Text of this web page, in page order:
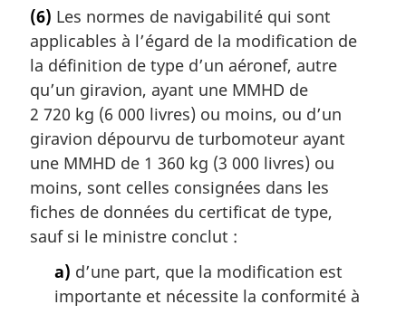
(6) Les normes de navigabilité qui sont
applicables à l’égard de la modification de
la définition de type d’un aéronef, autre
qu’un giravion, ayant une MMHD de
2 720 kg (6 000 livres) ou moins, ou d’un
giravion dépourvu de turbomoteur ayant
une MMHD de 1 360 kg (3 000 livres) ou
moins, sont celles consignées dans les
fiches de données du certificat de type,
sauf si le ministre conclut :
a) d’une part, que la modification est
importante et nécessite la conformité à